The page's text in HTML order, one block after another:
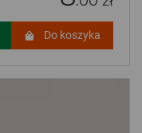
Do koszyka